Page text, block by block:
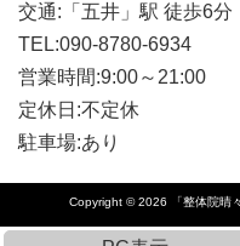
交通:「五井」駅 徒歩6分
TEL:090-8780-6934
営業時間:9:00～21:00
定休日:不定休
駐車場:あり
Copyright © 2026 「整体院晴